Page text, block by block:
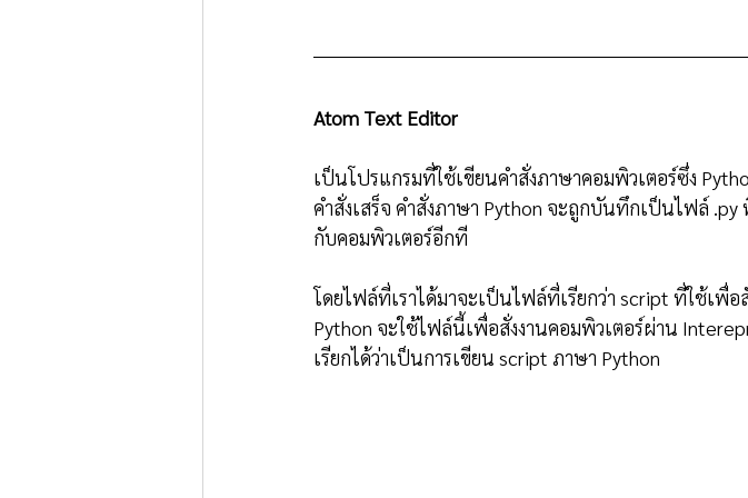
Atom Text Editor
เป็นโปรแกรมที่ใช้เขียนคำสั่งภาษาคอมพิวเตอร์ซึ่ง
คำสั่งเสร็จ คำสั่งภาษา Python จะถูกบันทึกเป็นไฟล์
กับคอมพิวเตอร์อีกที
โดยไฟล์ที่เราได้มาจะเป็นไฟล์ที่เรียกว่า script ที่ใช้เพื่
Python จะใช้ไฟล์นี้เพื่อสั่งงานคอมพิวเตอร์ผ่าน
เรียกได้ว่าเป็นการเขียน script ภาษา Python